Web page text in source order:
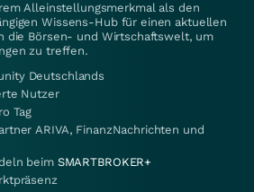
Alleinstellungsmerkmal als den
Wissens-Hub für einen aktuellen
die Börsen- und Wirtschaftswelt, um
zu treffen.
Deutschlands
Nutzer
Tag
ARIVA, FinanzNachrichten und
beim SMARTBROKER+